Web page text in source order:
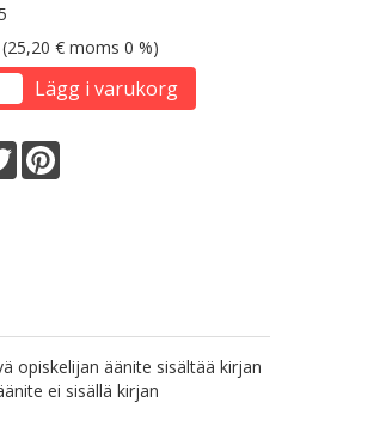
(25,20 € moms 0 %)
Lägg i varukorg
Twitter
opiskelijan äänite sisältää kirjan
ei sisällä kirjan